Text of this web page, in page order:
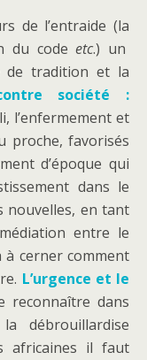
de l’entraide (la
du codeetc.) un
de tradition et la
société :
l’enfermement et
proche, favorisés
d’époque qui
dans le
nouvelles, en tant
entre le
cerner comment
L’urgence et le
reconnaître dans
débrouillardise
africaines il faut